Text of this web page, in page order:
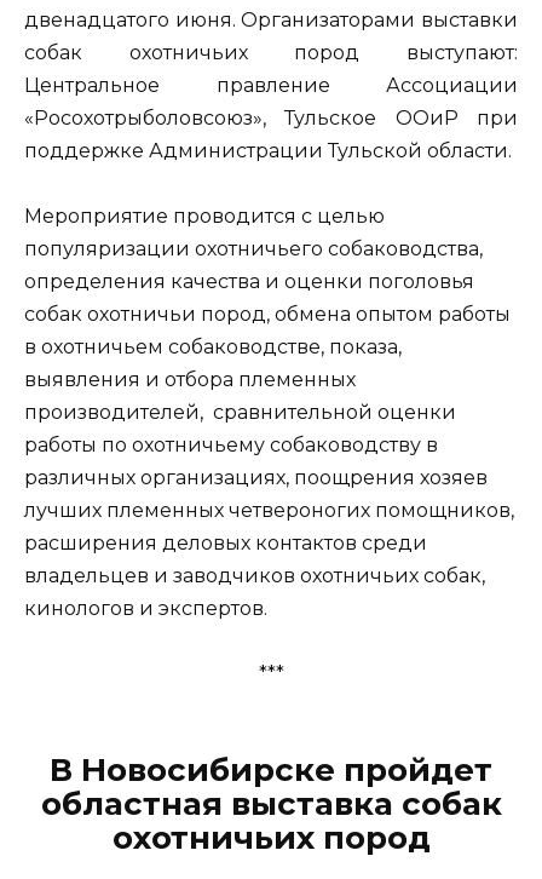
двенадцатого июня. Организаторами выставки
собак охотничьих пород выступают:
Центральное правление Ассоциации
«Росохотрыболовсоюз», Тульское ООиР при
поддержке Администрации Тульской области.
Мероприятие проводится с целью
популяризации охотничьего собаководства,
определения качества и оценки поголовья
собак охотничьи пород, обмена опытом работы
в охотничьем собаководстве, показа,
выявления и отбора племенных
производителей, сравнительной оценки
работы по охотничьему собаководству в
различных организациях, поощрения хозяев
лучших племенных четвероногих помощников,
расширения деловых контактов среди
владельцев и заводчиков охотничьих собак,
кинологов и экспертов.
***
В Новосибирске пройдет
областная выставка собак
охотничьих пород